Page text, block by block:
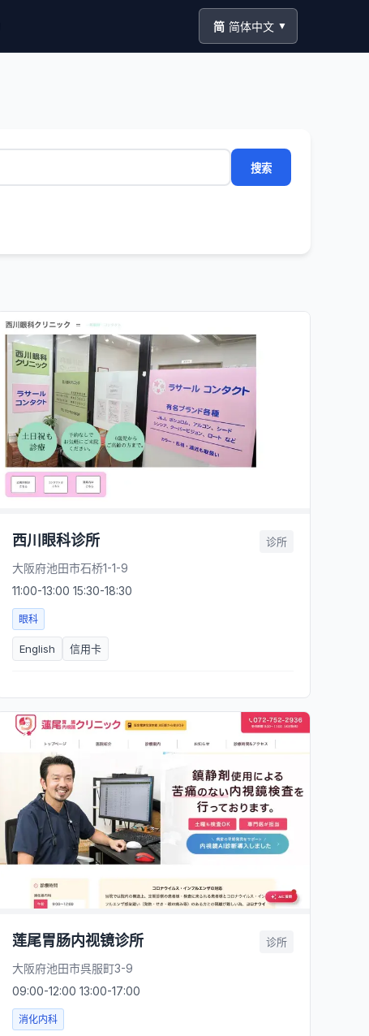
简 简体中文 ▼
搜索
西川眼科诊所 诊所
大阪府池田市石桥1-1-9
11:00-13:00 15:30-18:30
眼科
English 信用卡
莲尾胃肠内视镜诊所 诊所
大阪府池田市呉服町3-9
09:00-12:00 13:00-17:00
消化内科